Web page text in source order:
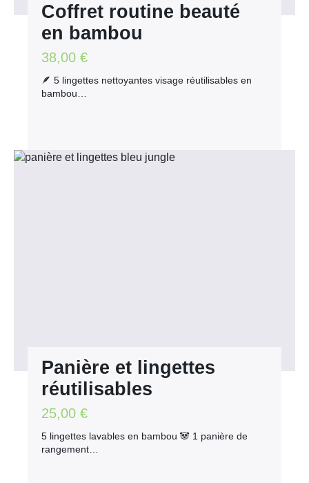
Coffret routine beauté
en bambou
38,00€
🪶 5 lingettes nettoyantes visage réutilisables en
bambou…
Panière et lingettes
réutilisables
25,00€
5 lingettes lavables en bambou 🐼 1 panière de
rangement…